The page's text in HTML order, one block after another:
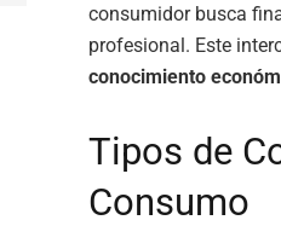
consumidor busca
profesional. Este
conocimiento
Tipos de
Consumo